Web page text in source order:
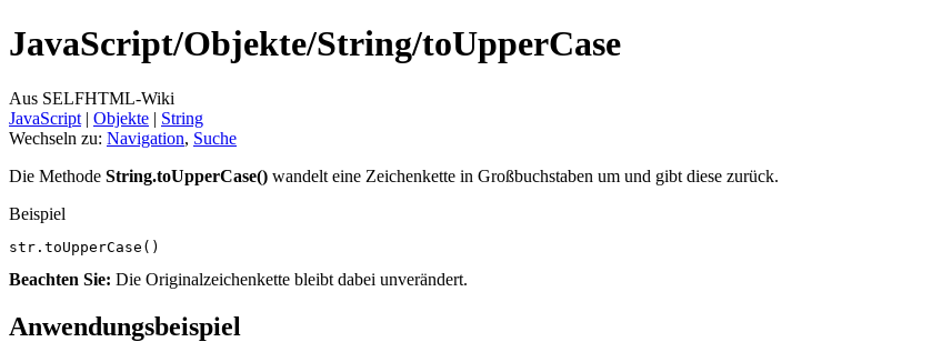
JavaScript/Objekte/String/toUpperCase
Aus SELFHTML-Wiki
JavaScript ‎ | Objekte ‎ | String
Wechseln zu: Navigation, Suche
Die Methode String.toUpperCase() wandelt eine Zeichenkette in Großbuchstaben um und gibt diese zurück.
Beispiel
str . toUpperCase ()
Beachten Sie: Die Originalzeichenkette bleibt dabei unverändert.
Anwendungsbeispiel